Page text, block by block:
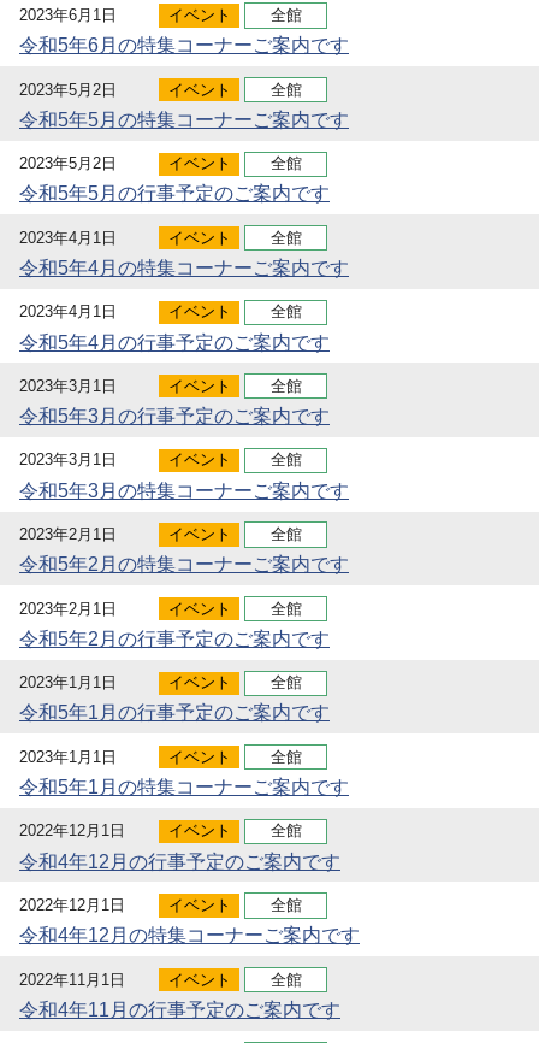
2023年6月1日 イベント 全館
令和5年6月の特集コーナーご案内です
2023年5月2日 イベント 全館
令和5年5月の特集コーナーご案内です
2023年5月2日 イベント 全館
令和5年5月の行事予定のご案内です
2023年4月1日 イベント 全館
令和5年4月の特集コーナーご案内です
2023年4月1日 イベント 全館
令和5年4月の行事予定のご案内です
2023年3月1日 イベント 全館
令和5年3月の行事予定のご案内です
2023年3月1日 イベント 全館
令和5年3月の特集コーナーご案内です
2023年2月1日 イベント 全館
令和5年2月の特集コーナーご案内です
2023年2月1日 イベント 全館
令和5年2月の行事予定のご案内です
2023年1月1日 イベント 全館
令和5年1月の行事予定のご案内です
2023年1月1日 イベント 全館
令和5年1月の特集コーナーご案内です
2022年12月1日 イベント 全館
令和4年12月の行事予定のご案内です
2022年12月1日 イベント 全館
令和4年12月の特集コーナーご案内です
2022年11月1日 イベント 全館
令和4年11月の行事予定のご案内です